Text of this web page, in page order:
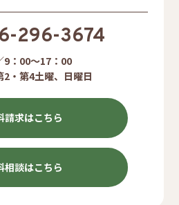
296-3674
9：00〜17：00
2・第4土曜、日曜日
請求はこちら
相談はこちら